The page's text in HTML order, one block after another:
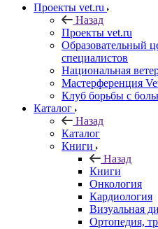
Проекты vet.ru
Назад
Проекты vet.ru
Образовательный
специалистов
Национальная
Мастерференция
Клуб борьбы с
Каталог
Назад
Каталог
Книги
Назад
Книги
Онкология
Кардиология
Визуальная
Ортопедия,